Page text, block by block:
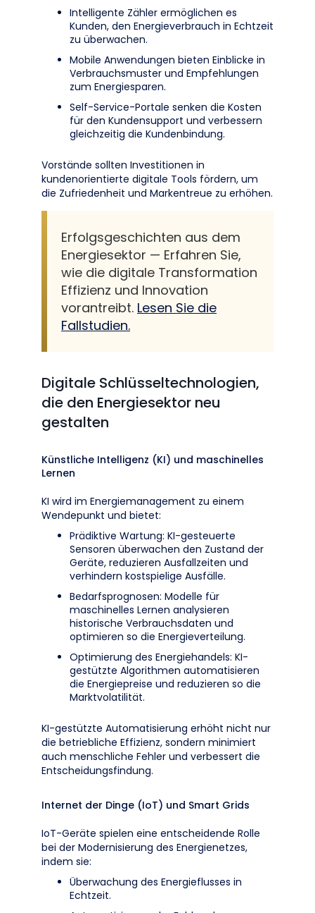
Intelligente Zähler ermöglichen es
Kunden, den Energieverbrauch in Echtzeit
zu überwachen.
Mobile Anwendungen bieten Einblicke in
Verbrauchsmuster und Empfehlungen
zum Energiesparen.
Self-Service-Portale senken die Kosten
für den Kundensupport und verbessern
gleichzeitig die Kundenbindung.
Vorstände sollten Investitionen in
kundenorientierte digitale Tools fördern, um
die Zufriedenheit und Markentreue zu erhöhen.
Erfolgsgeschichten aus dem
Energiesektor — Erfahren Sie,
wie die digitale Transformation
Effizienz und Innovation
vorantreibt. Lesen Sie die
Fallstudien.
Digitale Schlüsseltechnologien,
die den Energiesektor neu
gestalten
Künstliche Intelligenz (KI) und maschinelles
Lernen
KI wird im Energiemanagement zu einem
Wendepunkt und bietet:
Prädiktive Wartung: KI-gesteuerte
Sensoren überwachen den Zustand der
Geräte, reduzieren Ausfallzeiten und
verhindern kostspielige Ausfälle.
Bedarfsprognosen: Modelle für
maschinelles Lernen analysieren
historische Verbrauchsdaten und
optimieren so die Energieverteilung.
Optimierung des Energiehandels: KI-
gestützte Algorithmen automatisieren
die Energiepreise und reduzieren so die
Marktvolatilität.
KI-gestützte Automatisierung erhöht nicht nur
die betriebliche Effizienz, sondern minimiert
auch menschliche Fehler und verbessert die
Entscheidungsfindung.
Internet der Dinge (IoT) und Smart Grids
IoT-Geräte spielen eine entscheidende Rolle
bei der Modernisierung des Energienetzes,
indem sie:
Überwachung des Energieflusses in
Echtzeit.